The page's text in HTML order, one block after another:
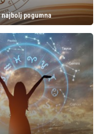
pogumna